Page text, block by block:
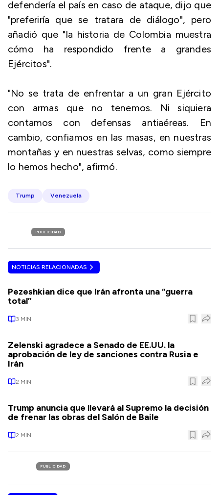
defendería el país en caso de ataque, dijo que
"preferiría que se tratara de diálogo", pero
añadió que "la historia de Colombia muestra
cómo ha respondido frente a grandes
Ejércitos".
"No se trata de enfrentar a un gran Ejército
con armas que no tenemos. Ni siquiera
contamos con defensas antiaéreas. En
cambio, confiamos en las masas, en nuestras
montañas y en nuestras selvas, como siempre
lo hemos hecho", afirmó.
Trump Venezuela
PUBLICIDAD
NOTICIAS RELACIONADAS
Pezeshkian dice que Irán afronta una “guerra
total”
3 MIN
Zelenski agradece a Senado de EE.UU. la
aprobación de ley de sanciones contra Rusia e
Irán
2 MIN
Trump anuncia que llevará al Supremo la decisión
de frenar las obras del Salón de Baile
2 MIN
PUBLICIDAD